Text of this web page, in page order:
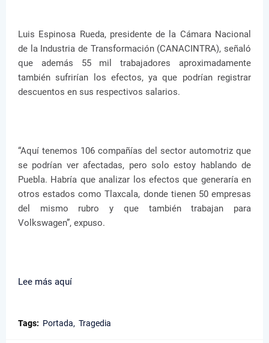
Luis Espinosa Rueda, presidente de la Cámara Nacional
de la Industria de Transformación (CANACINTRA), señaló
que además 55 mil trabajadores aproximadamente
también sufrirían los efectos, ya que podrían registrar
descuentos en sus respectivos salarios.
“Aquí tenemos 106 compañías del sector automotriz que
se podrían ver afectadas, pero solo estoy hablando de
Puebla. Habría que analizar los efectos que generaría en
otros estados como Tlaxcala, donde tienen 50 empresas
del mismo rubro y que también trabajan para
Volkswagen”, expuso.
Lee más aquí
Tags: Portada Tragedia